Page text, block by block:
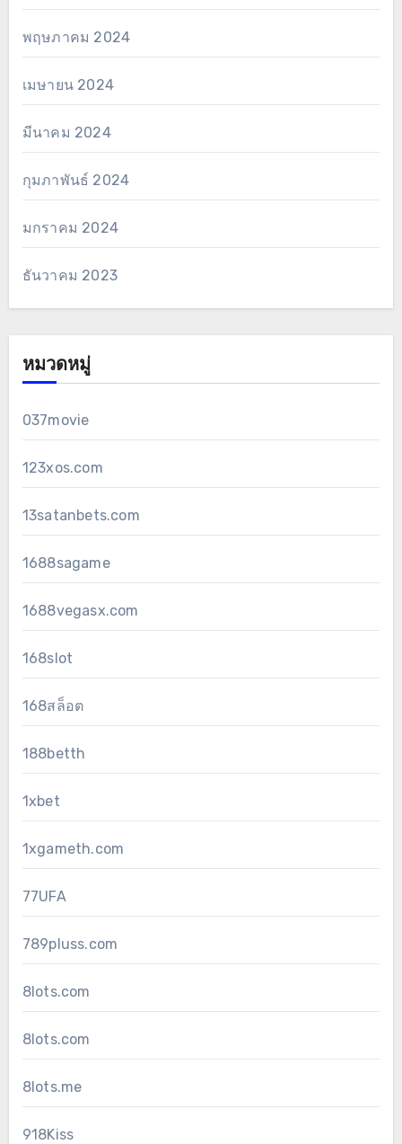
พฤษภาคม 2024
เมษายน 2024
มีนาคม 2024
กุมภาพันธ์ 2024
มกราคม 2024
ธันวาคม 2023
หมวดหมู่
037movie
123xos.com
13satanbets.com
1688sagame
1688vegasx.com
168slot
168สล็อต
188betth
1xbet
1xgameth.com
77UFA
789pluss.com
8lots.com
8lots.com
8lots.me
918Kiss